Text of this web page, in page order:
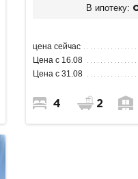
В ипотеку:
цена сейчас
Цена с 16.08
Цена с 31.08
4 2